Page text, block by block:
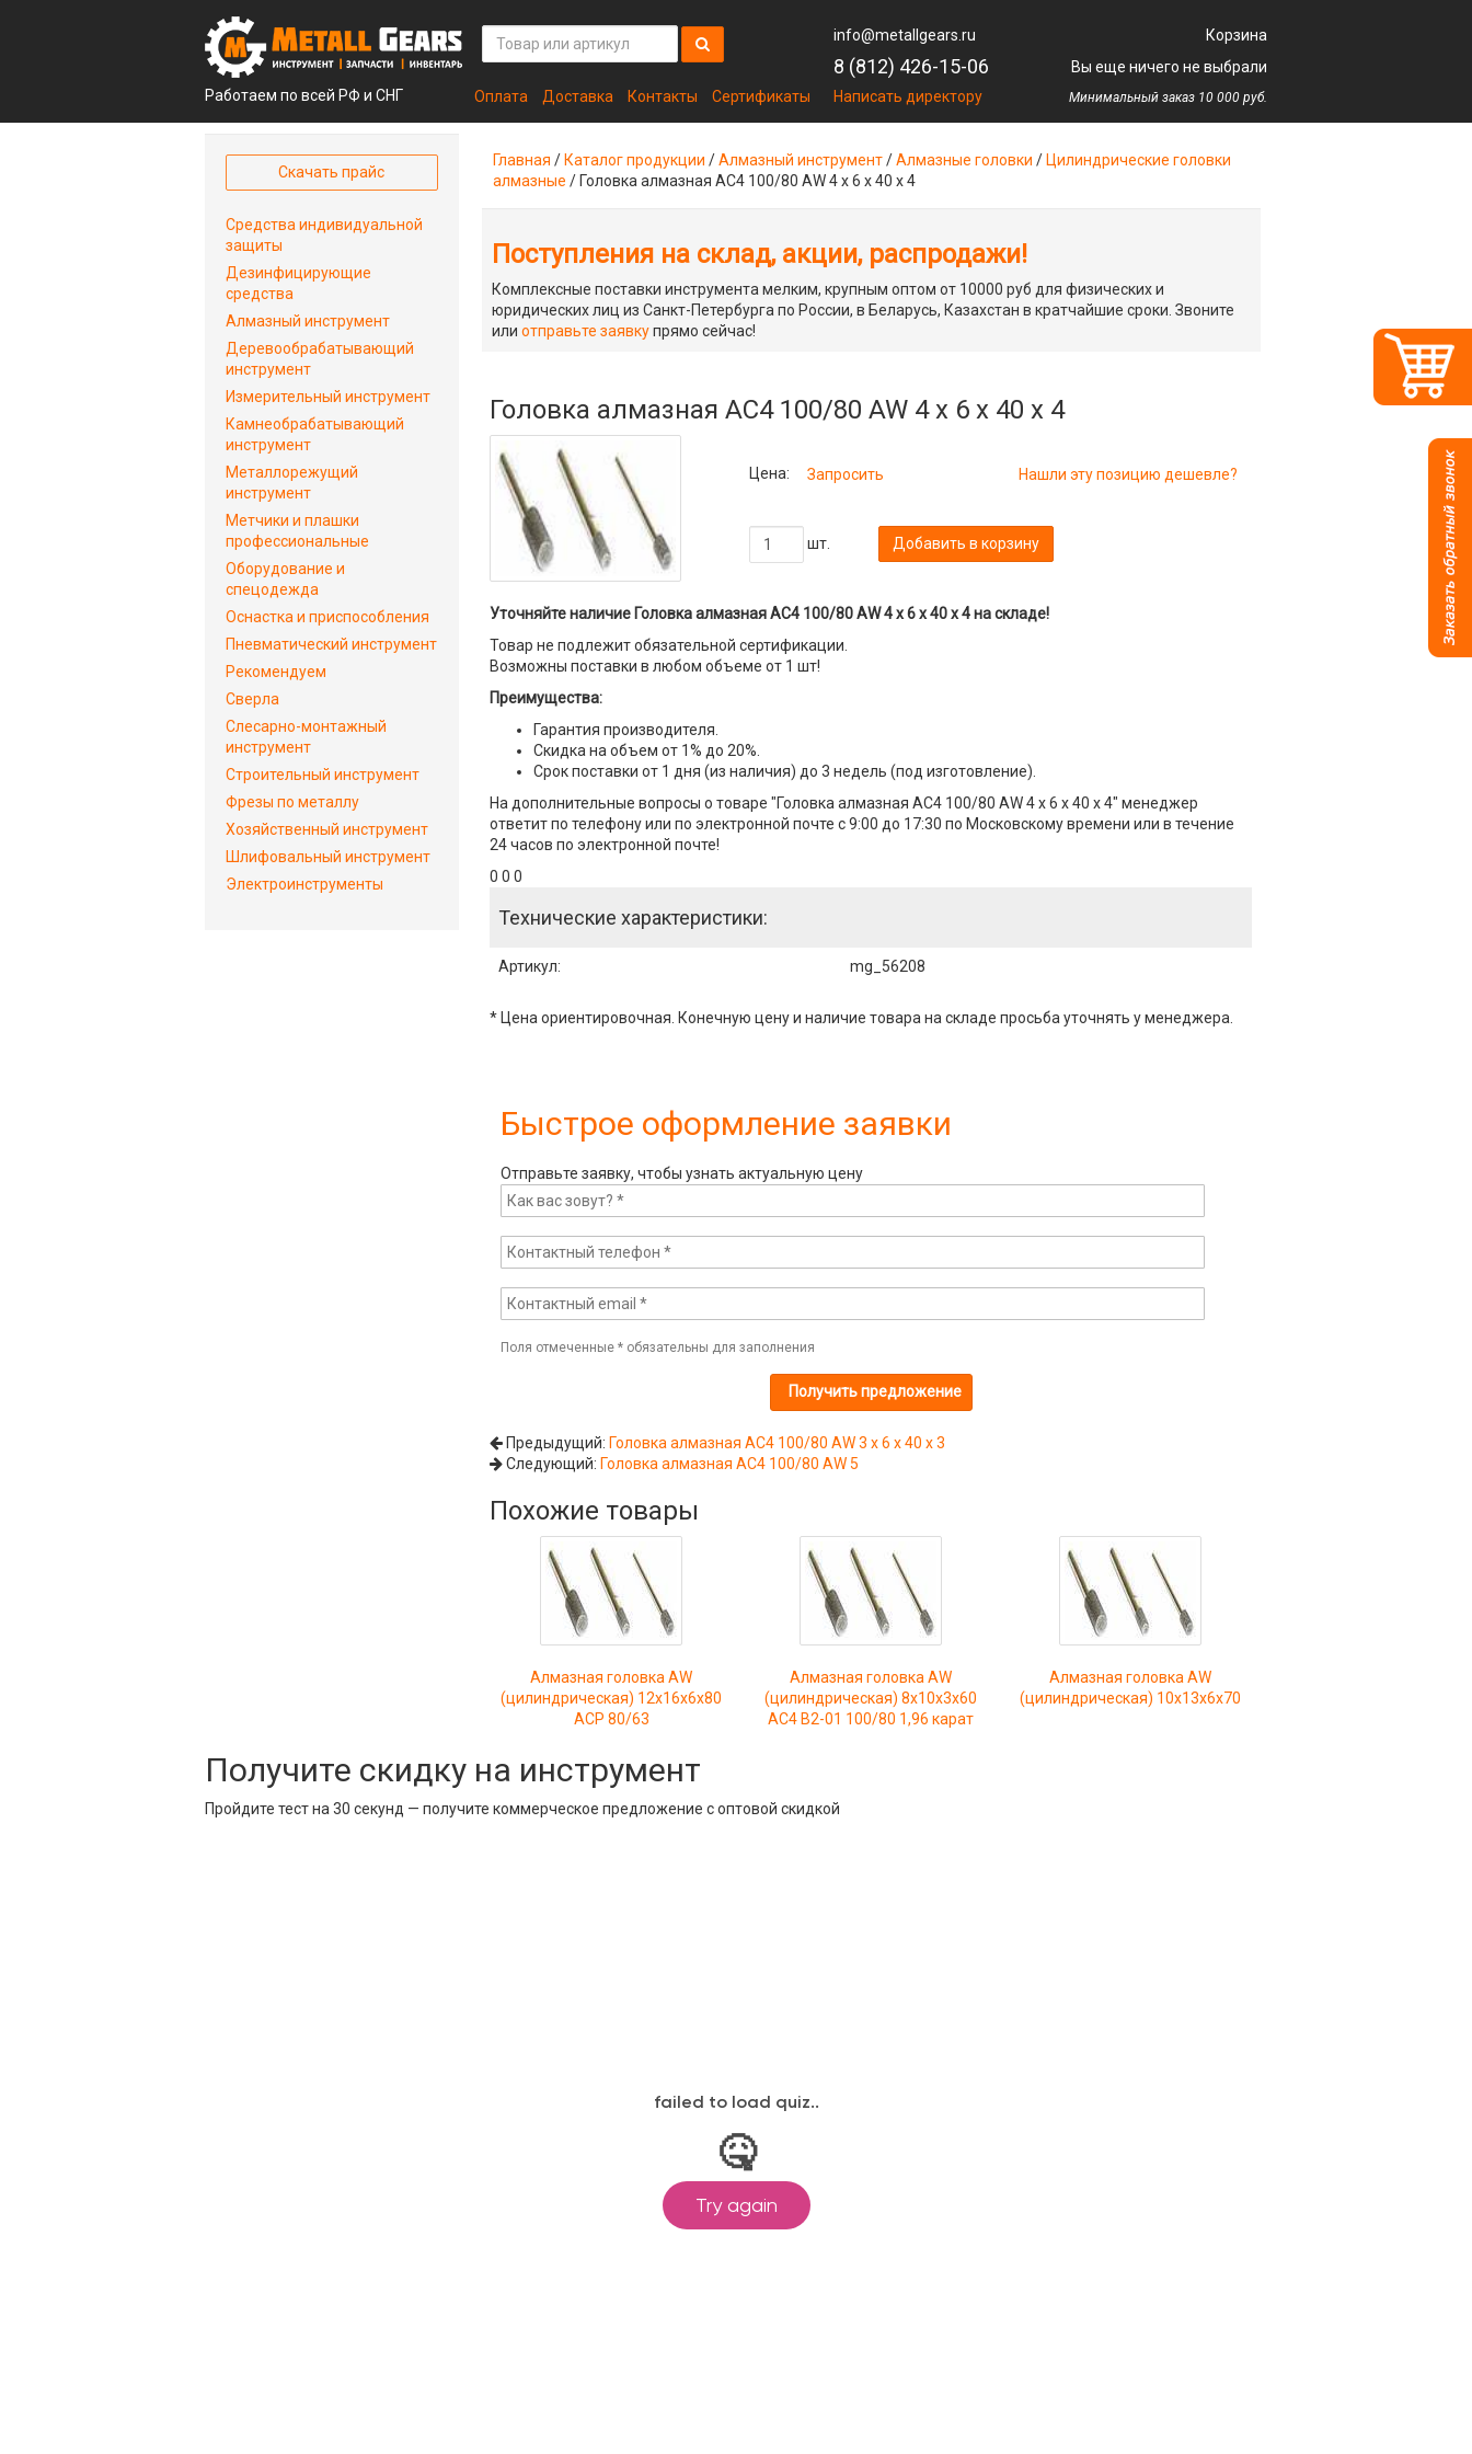
Работаем по всей РФ и СНГ Оплата Доставка Контакты Сертификаты
info@metallgears.ru
8 (812) 426-15-06
Написать директору
Корзина
Вы еще ничего не выбрали
Минимальный заказ 10 000 руб.
Главная / Каталог продукции /Алмазный инструмент/Алмазные головки / Цилиндрические головки
алмазные / Головка алмазная AC4 100/80 AW 4 х 6 х 40 х 4
Поступления на склад, акции, распродажи!
Комплексные поставки инструмента мелким, крупным оптом от 10000 руб для физических и
юридических лиц из Санкт-Петербурга по России, в Беларусь, Казахстан в кратчайшие сроки. Звоните
или отправьте заявкупрямо сейчас!
Головка алмазная AC4 100/80 AW 4 х 6 х 40 х 4
Цена: Запросить Нашли эту позицию дешевле?
шт. Добавить в корзину
Уточняйте наличие Головка алмазная AC4 100/80 AW 4 х 6 х 40 х 4 на складе!
Товар не подлежит обязательной сертификации.
Возможны поставки в любом объеме от 1 шт!
Преимущества:
Гарантия производителя.
Скидка на объем от 1% до 20%.
Срок поставки от 1 дня (из наличия) до 3 недель (под изготовление).
На дополнительные вопросы о товаре "Головка алмазная AC4 100/80 AW 4 х 6 х 40 х 4" менеджер
ответит по телефону или по электронной почте с 9:00 до 17:30 по Московскому времени или в течение
24 часов по электронной почте!
0 0 0
Технические характеристики:
Артикул: mg_56208
* Цена ориентировочная. Конечную цену и наличие товара на складе просьба уточнять у менеджера.
Быстрое оформление заявки
Отправьте заявку, чтобы узнать актуальную цену
Поля отмеченные *обязательны для заполнения
Предыдущий: Головка алмазная AC4 100/80 AW 3 х 6 х 40 х 3
Следующий: Головка алмазная AC4 100/80 AW 5
Похожие товары
Алмазная головка AW
(цилиндрическая) 12х16х6х80
АСР 80/63
Алмазная головка AW
(цилиндрическая) 8х10х3х60
АС4 В2-01 100/80 1,96 карат
Алмазная головка AW
(цилиндрическая) 10х13х6х70
Скачать прайс
Средства индивидуальной
защиты
Дезинфицирующие
средства
Алмазный инструмент
Деревообрабатывающий
инструмент
Измерительный инструмент
Камнеобрабатывающий
инструмент
Металлорежущий
инструмент
Метчики и плашки
профессиональные
Оборудование и
спецодежда
Оснастка и приспособления
Пневматический инструмент
Рекомендуем
Сверла
Слесарно-монтажный
инструмент
Строительный инструмент
Фрезы по металлу
Хозяйственный инструмент
Шлифовальный инструмент
Электроинструменты
Получите скидку на инструмент
Пройдите тест на 30 секунд — получите коммерческое предложение с оптовой скидкой